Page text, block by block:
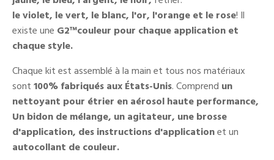
le violet, le vert, le blanc, l'or, l'orange et le rose! Il
existe une G2™couleur pour chaque application et
chaque style.
Chaque kit est assemblé à la main et tous nos matériaux
sont100% fabriqués aux États-Unis. Comprend un
nettoyant pour étrier en aérosol haute performance,
Un bidon de mélange, un agitateur, une brosse
d'application, des instructions d'applicationet un
autocollant de couleur.